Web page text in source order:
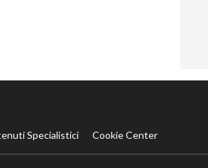
Specialistici Cookie Center